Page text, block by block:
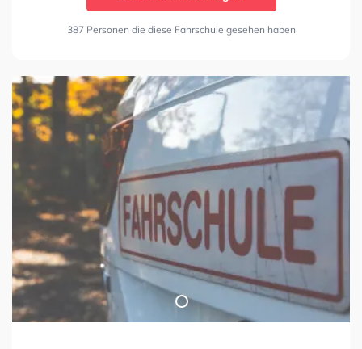
387 Personen die diese Fahrschule gesehen haben